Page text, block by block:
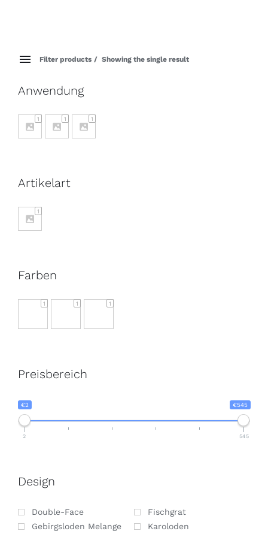
Filter products Showing the single result
Anwendung
1 1 1
Artikelart
1
Farben
1 1 1
Preisbereich
€2 €545
2 545
Design
Double-Face
Fischgrat
Gebirgsloden Melange
Karoloden